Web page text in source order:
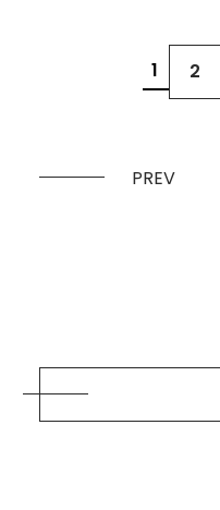
1 2
PREV